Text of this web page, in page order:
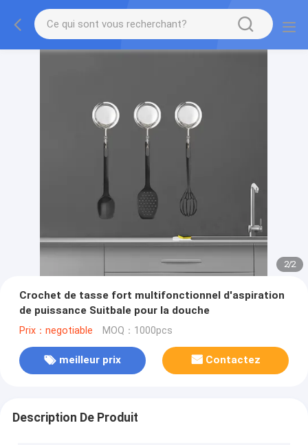
2/2
Crochet de tasse fort multifonctionnel d'aspiration
de puissance Suitbale pour la douche
Prix：negotiable MOQ：1000pcs
meilleur prix Contactez
Description De Produit